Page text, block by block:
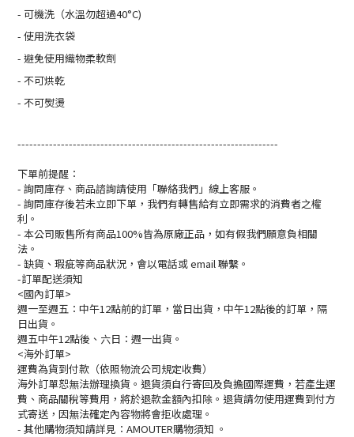
- 可機洗（水溫勿超過40°C)
- 使用洗衣袋
- 避免使用織物柔軟劑
- 不可烘乾
- 不可熨燙
------------------------------------------------------------------
下單前提醒：
- 詢問庫存、商品諮詢請使用「聯絡我們」線上客服。
- 詢問庫存後若未立即下單，我們有轉售給有立即需求的消費者之權
利。
- 本公司販售所有商品100%皆為原廠正品，如有假我們願意負相關
法。
- 缺貨、瑕疵等商品狀況，會以電話或 email 聯繫。
-訂單配送須知
<國內訂單>
週一至週五：中午12點前的訂單，當日出貨，中午12點後的訂單，隔
日出貨。
週五中午12點後、六日：週一出貨。
<海外訂單>
運費為貨到付款（依照物流公司規定收費）
海外訂單恕無法辦理換貨。退貨須自行寄回及負擔國際運費，若產生運
費、商品關稅等費用，將於退款金額內扣除。退貨請勿使用運費到付方
式寄送，因無法確定內容物將會拒收處理。
- 其他購物須知請詳見： AMOUTER購物須知 。